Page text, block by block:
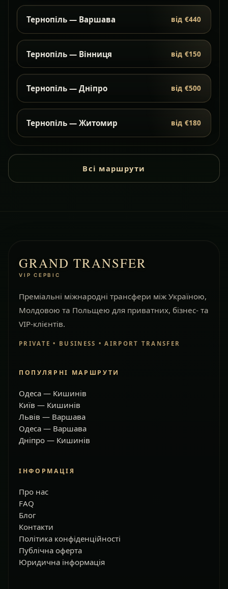
Тернопіль — Варшава від €440
Тернопіль — Вінниця від €150
Тернопіль — Дніпро від €500
Тернопіль — Житомир від €180
Всі маршрути
GRAND TRANSFER
VIP СЕРВІС
Преміальні міжнародні трансфери між Україною,
Молдовою та Польщею для приватних, бізнес- та
VIP-клієнтів.
PRIVATE • BUSINESS • AIRPORT TRANSFER
ПОПУЛЯРНІ МАРШРУТИ
Одеса — Кишинів
Київ — Кишинів
Львів — Варшава
Одеса — Варшава
Дніпро — Кишинів
ІНФОРМАЦІЯ
Про нас
FAQ
Блог
Контакти
Політика конфіденційності
Публічна оферта
Юридична інформація